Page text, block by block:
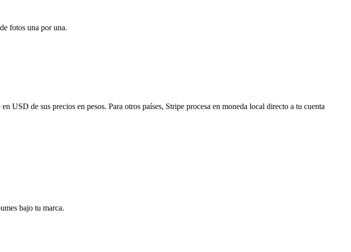
fotos una por una.
USD de sus precios en pesos. Para otros países, Stripe procesa en moneda local directo a tu cuenta
bajo tu marca.